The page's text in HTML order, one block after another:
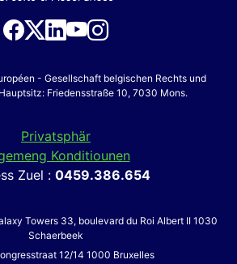
- Gesellschaft belgischen Rechts und
Friedensstraße 10, 7030 Mons.
Privatsphär
Konditiounen
Zuel : 0459.386.654
Towers 33, boulevard du Roi Albert II 1030
Schaerbeek
12/14 1000 Bruxelles